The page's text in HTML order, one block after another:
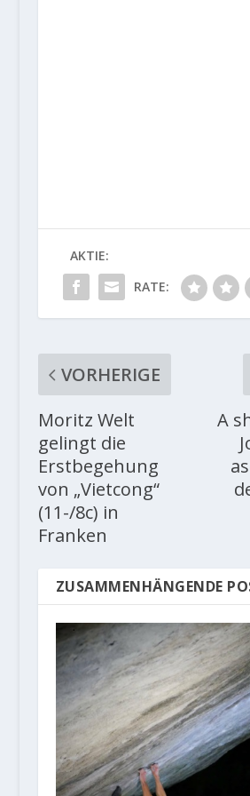
AKTIE:
RATE:
VORHERIGE
Moritz Welt
gelingt die
Erstbegehung
von „Vietcong“
(11-/8c) in
Franken
A
ZUSAMMENHÄNGENDE